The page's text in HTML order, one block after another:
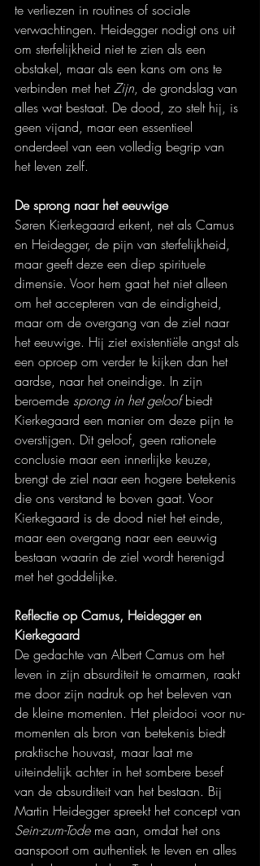
te verliezen in routines of sociale
verwachtingen. Heidegger nodigt ons uit
om sterfelijkheid niet te zien als een
obstakel, maar als een kans om ons te
verbinden met het Zijn, de grondslag van
alles wat bestaat. De dood, zo stelt hij, is
geen vijand, maar een essentieel
onderdeel van een volledig begrip van
het leven zelf.
De sprong naar het eeuwige
Søren Kierkegaard erkent, net als Camus
en Heidegger, de pijn van sterfelijkheid,
maar geeft deze een diep spirituele
dimensie. Voor hem gaat het niet alleen
om het accepteren van de eindigheid,
maar om de overgang van de ziel naar
het eeuwige. Hij ziet existentiële angst als
een oproep om verder te kijken dan het
aardse, naar het oneindige. In zijn
beroemde sprong in het geloof biedt
Kierkegaard een manier om deze pijn te
overstijgen. Dit geloof, geen rationele
conclusie maar een innerlijke keuze,
brengt de ziel naar een hogere betekenis
die ons verstand te boven gaat. Voor
Kierkegaard is de dood niet het einde,
maar een overgang naar een eeuwig
bestaan waarin de ziel wordt herenigd
met het goddelijke.
Reflectie op Camus, Heidegger en
Kierkegaard
De gedachte van Albert Camus om het
leven in zijn absurditeit te omarmen, raakt
me door zijn nadruk op het beleven van
de kleine momenten. Het pleidooi voor nu-
momenten als bron van betekenis biedt
praktische houvast, maar laat me
uiteindelijk achter in het sombere besef
van de absurditeit van het bestaan. Bij
Martin Heidegger spreekt het concept van
Sein-zum-Tode me aan, omdat het ons
aanspoort om authentiek te leven en alles